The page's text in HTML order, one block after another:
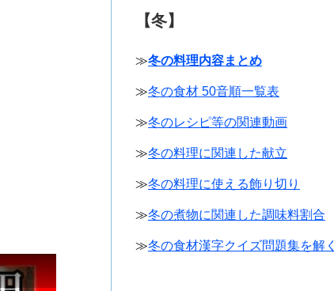
【冬】
≫冬の料理内容まとめ
≫冬の食材 50音順一覧表
≫冬のレシピ等の関連動画
≫冬の料理に関連した献立
≫冬の料理に使える飾り切り
≫冬の煮物に関連した調味料割合
≫冬の食材漢字クイズ問題集を解く